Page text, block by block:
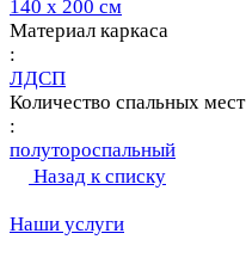
140 х 200 см
Материал каркаса
:
ЛДСП
Количество спальных мест
:
полутороспальный
Назад к списку
Наши услуги